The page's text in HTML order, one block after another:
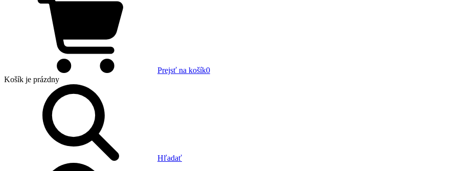
Prejsť na košík0
Košík je prázdny
Hľadať